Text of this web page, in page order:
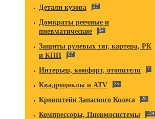
Детали кузова 27
Домкраты реечные и
пневматические
64
Защиты рулевых тяг, картера, РК
и КПП
67
Интерьер, комфорт, отопители 7
Квадроциклы и ATV 35
Кронштейн Запасного Колеса 28
Компрессоры, Пневмосистемы 134